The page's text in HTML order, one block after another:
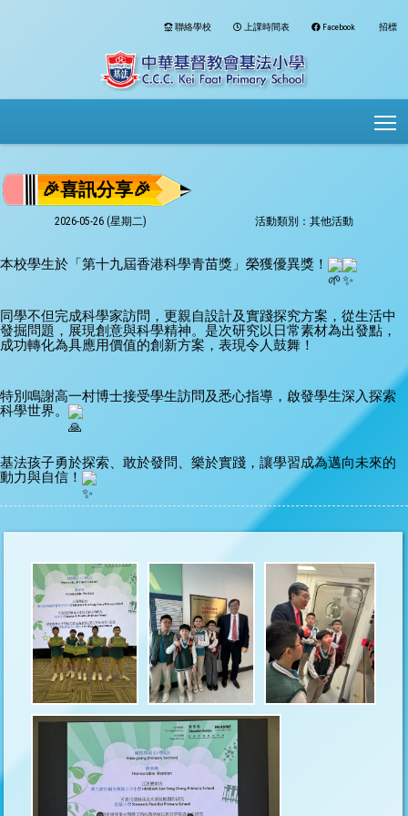
聯絡學校 上課時間表 Facebook 招標
🎉喜訊分享🎉
2026-05-26 (星期二) 活動類別：其他活動
本校學生於「第十九屆香港科學青苗獎」榮獲優異獎！
同學不但完成科學家訪問，更親自設計及實踐探究方案，從生活中
發掘問題，展現創意與科學精神。是次研究以日常素材為出發點，
成功轉化為具應用價值的創新方案，表現令人鼓舞！
特別鳴謝高一村博士接受學生訪問及悉心指導，啟發學生深入探索
科學世界。
基法孩子勇於探索、敢於發問、樂於實踐，讓學習成為邁向未來的
動力與自信！